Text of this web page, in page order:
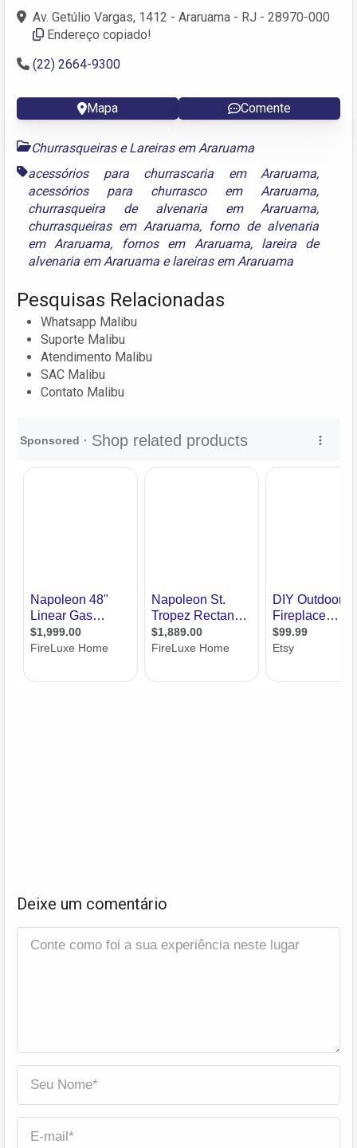
Av. Getúlio Vargas, 1412 - Araruama - RJ - 28970-000
Endereço copiado!
(22) 2664-9300
Mapa Comente
Churrasqueiras e Lareiras em Araruama
acessórios para churrascaria em Araruama,
acessórios para churrasco em Araruama,
churrasqueira de alvenaria em Araruama,
churrasqueiras em Araruama, forno de alvenaria
em Araruama, fornos em Araruama, lareira de
alvenaria em Araruama elareiras em Araruama
Pesquisas Relacionadas
Whatsapp Malibu
Suporte Malibu
Atendimento Malibu
SAC Malibu
Contato Malibu
Deixe um comentário